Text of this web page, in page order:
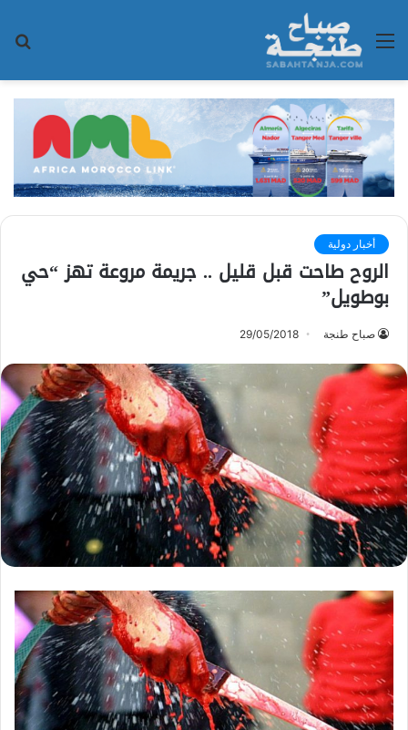
القائمة
أخبار دولية
الروح طاحت قبل قليل .. جريمة مروعة تهز “حي
بوطويل”
صباح طنجة 29/05/2018